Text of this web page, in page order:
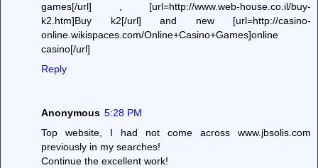
games[/url] , [url=http://www.web-house.co.il/buy-
k2.htm]Buy k2[/url] and new [url=http://casino-
online.wikispaces.com/Online+Casino+Games]online
casino[/url]
Reply
Anonymous 5:28 PM
Top website, I had not come across www.jbsolis.com
previously in my searches!
Continue the excellent work!